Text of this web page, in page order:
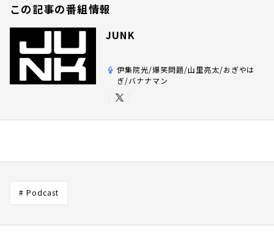
この記事の番組情報
JUNK
伊集院光/爆笑問題/山里亮太/おぎやは
ぎ/バナナマン
# Podcast